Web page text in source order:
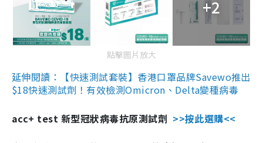
+2
點擊圖片放大
延伸閱讀：【快速測試套裝】香港口罩品牌Savewo推出
$18快速測試劑！有效檢測Omicron、Delta變種病毒
acc+ test 新型冠狀病毒抗原測試劑 >>按此選購<<